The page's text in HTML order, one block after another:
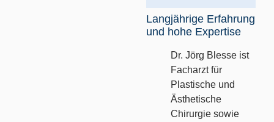
Langjährige Erfahrung
und hohe Expertise
Dr. Jörg Blesse ist
Facharzt für
Plastische und
Ästhetische
Chirurgie sowie